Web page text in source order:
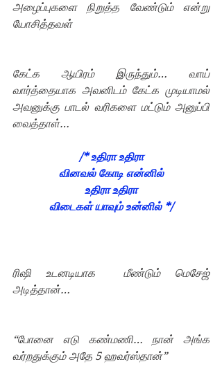
அழைப்புகளை நிறுத்த வேண்டும் என்று
யோசித்தவள்
கேட்க ஆயிரம் இருந்தும்… வாய்
வார்த்தையாக அவனிடம் கேட்க முடியாமல்
அவனுக்கு பாடல் வரிகளை மட்டும் அனுப்பி
வைத்தாள்…
/* உதிரா உதிரா
வினவல் கோடி என்னில்
உதிரா உதிரா
விடைகள் யாவும் உன்னில் */
ரிஷி உடனடியாக  மீண்டும் மெசேஜ்
அடித்தான்…
“போனை எடு கண்மணி… நான் அங்க
வர்றதுக்கும் அதே 5 ஹவர்ஸ்தான்”